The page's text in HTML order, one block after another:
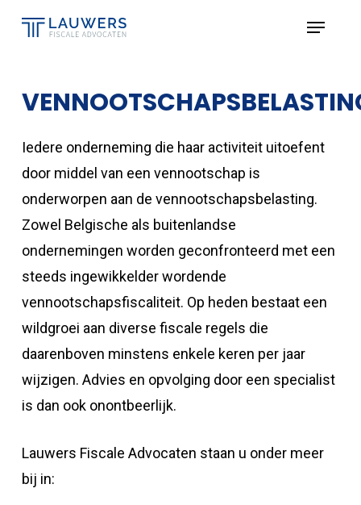
Menu
Iedere onderneming die haar activiteit uitoefent
door middel van een vennootschap is
onderworpen aan de vennootschapsbelasting.
Zowel Belgische als buitenlandse
ondernemingen worden geconfronteerd met een
steeds ingewikkelder wordende
vennootschapsfiscaliteit. Op heden bestaat een
wildgroei aan diverse fiscale regels die
daarenboven minstens enkele keren per jaar
wijzigen. Advies en opvolging door een specialist
is dan ook onontbeerlijk.
Lauwers Fiscale Advocaten staan u onder meer
bij in: